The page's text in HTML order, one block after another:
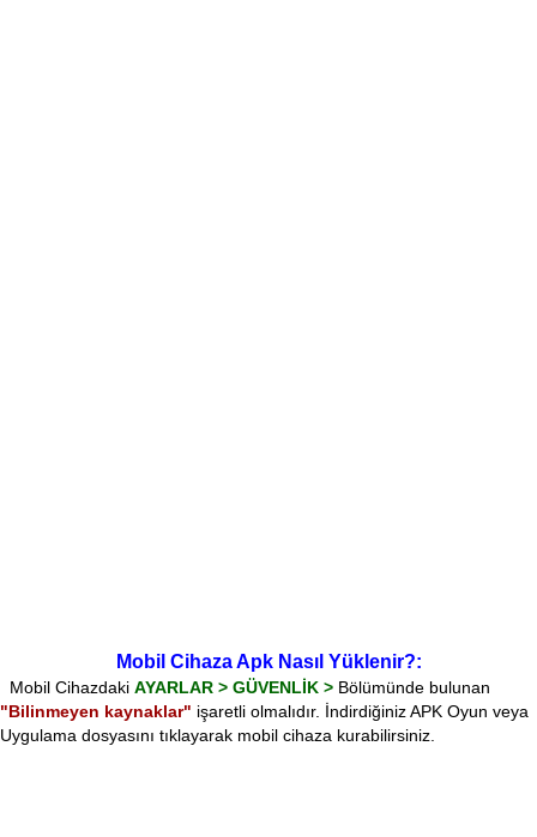
Mobil Cihaza Apk Nasıl Yüklenir?:
Mobil Cihazdaki AYARLAR > GÜVENLİK > Bölümünde bulunan
"Bilinmeyen kaynaklar" işaretli olmalıdır. İndirdiğiniz APK Oyun veya
Uygulama dosyasını tıklayarak mobil cihaza kurabilirsiniz.